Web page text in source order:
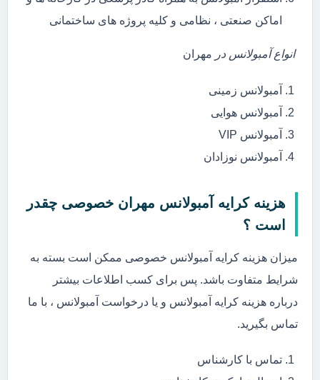
اماکن صنعتی ، نظامی و کلیه پروژه های ساختمانی
انواع آمبولانس در مهران
آمبولانس زمینی
آمبولانس هوایی
آمبولانس VIP
آمبولانس نوزادان
هزینه کرایه آمبولانس مهران خصوصی چقدر
است ؟
میزان هزینه کرایه آمبولانس خصوصی ممکن است بسته به
شرایط متفاوت باشد. پس برای کسب اطلاعات بیشتر
درباره هزینه کرایه آمبولانس و یا درخواست آمبولانس ، با ما
تماس بگیرید.
تماس با کارشناس